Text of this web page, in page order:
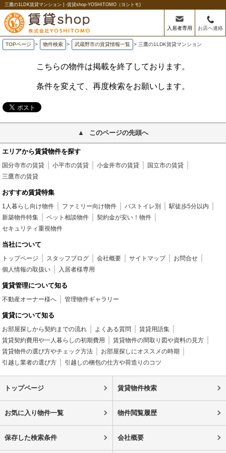
三鷹の1LDK賃貸マンション | -賃貸shop-YOSHITOMO（ヨシトモ)
入居者専用 お店へ連絡
TOPページ > 物件検索 > 武蔵野市の賃貸情報一覧 > 三鷹の1LDK賃貸マンション
こちらの物件は掲載を終了しております。
条件を変えて、再度検索をお願いします。
このページの先頭へ
エリアから賃貸物件を探す
国分寺市の賃貸 小平市の賃貸 小金井市の賃貸
国立市の賃貸
三鷹市の賃貸
おすすめ賃貸特集
1人暮らし向け物件 ファミリー向け物件 バストイレ別
駅徒歩5分以内
新築物件特集
ペット相談物件
契約金が安い！物件
セキュリティ重視物件
当社について
トップページ スタッフブログ 会社概要 サイトマップ
お問合せ
個人情報の取扱い
入居者様専用
賃貸管理について知る
不動産オーナー様へ 管理物件ギャラリー
賃貸について知る
お部屋探しから契約までの流れ よくある質問
賃貸用語集
賃貸契約費用や一人暮らしの初期費用
賃貸物件の間取り図や資料の見方
賃貸物件の選び方やチェック方法
お部屋探しにオススメの時期
引越し業者の選び方
引越しの梱包の仕方や荷造りのコツ
トップページ 賃貸物件検索
お気に入り物件一覧 物件閲覧履歴
保存した検索条件 会社概要